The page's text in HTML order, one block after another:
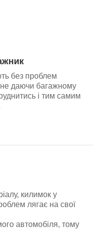
без проблем
не даючи багажному
і тим самим
килимок у
лягає на свої
автомобіля, тому